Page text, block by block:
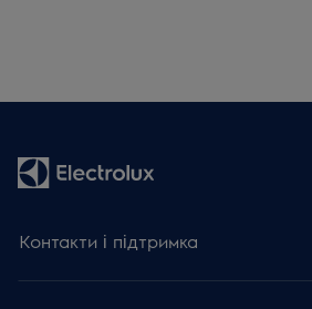
Контакти і підтримка